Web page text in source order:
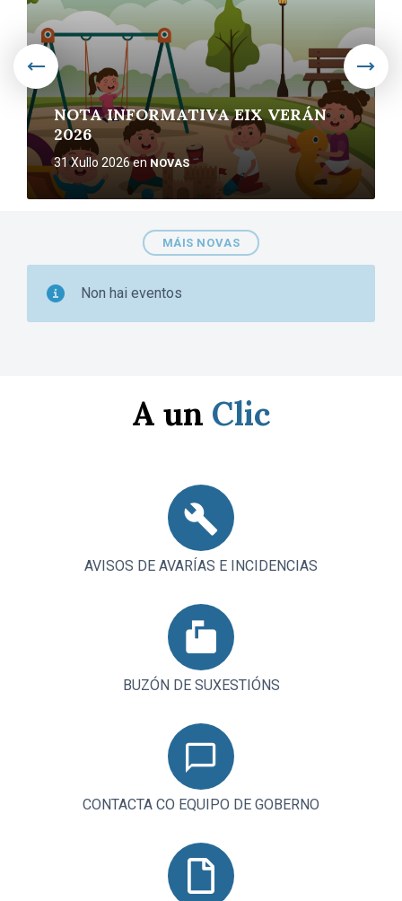
NOTA INFORMATIVA EIX VERÁN
2026
31 Xullo 2026en NOVAS
MÁIS NOVAS
Non hai eventos
A un Clic
AVISOS DE AVARÍAS E INCIDENCIAS
BUZÓN DE SUXESTIÓNS
CONTACTA CO EQUIPO DE GOBERNO